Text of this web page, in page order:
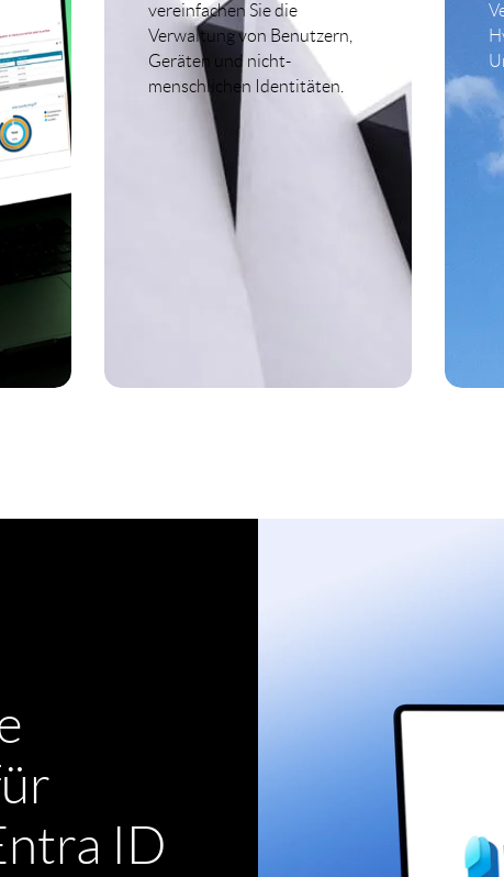
vereinfachen Sie die
Verwaltung von Benutzern,
Geräten und nicht-
menschlichen Identitäten.
ID